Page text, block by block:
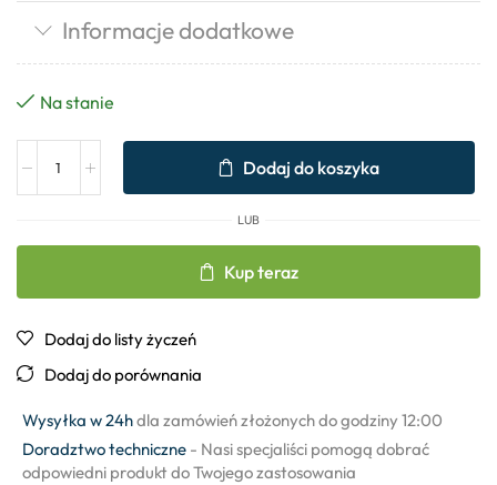
Informacje dodatkowe
Na stanie
Dodaj do koszyka
LUB
Kup teraz
Dodaj do listy życzeń
Dodaj do porównania
Wysyłka w 24hdla zamówień złożonych do godziny 12:00
Doradztwo techniczne - Nasi specjaliści pomogą dobrać
odpowiedni produkt do Twojego zastosowania